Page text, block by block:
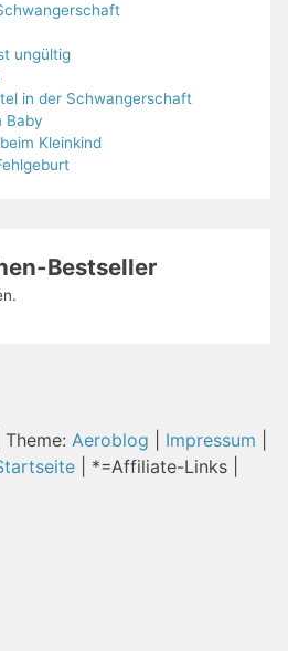
ungültig
in der Schwangerschaft
Baby
Kleinkind
Bestseller
Theme: Aeroblog Impressum
| *=Affiliate-Links |